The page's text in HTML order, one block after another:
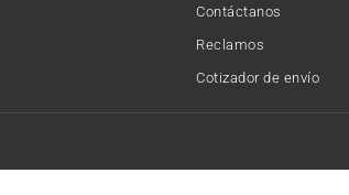
Contáctanos
Reclamos
Cotizador de envío